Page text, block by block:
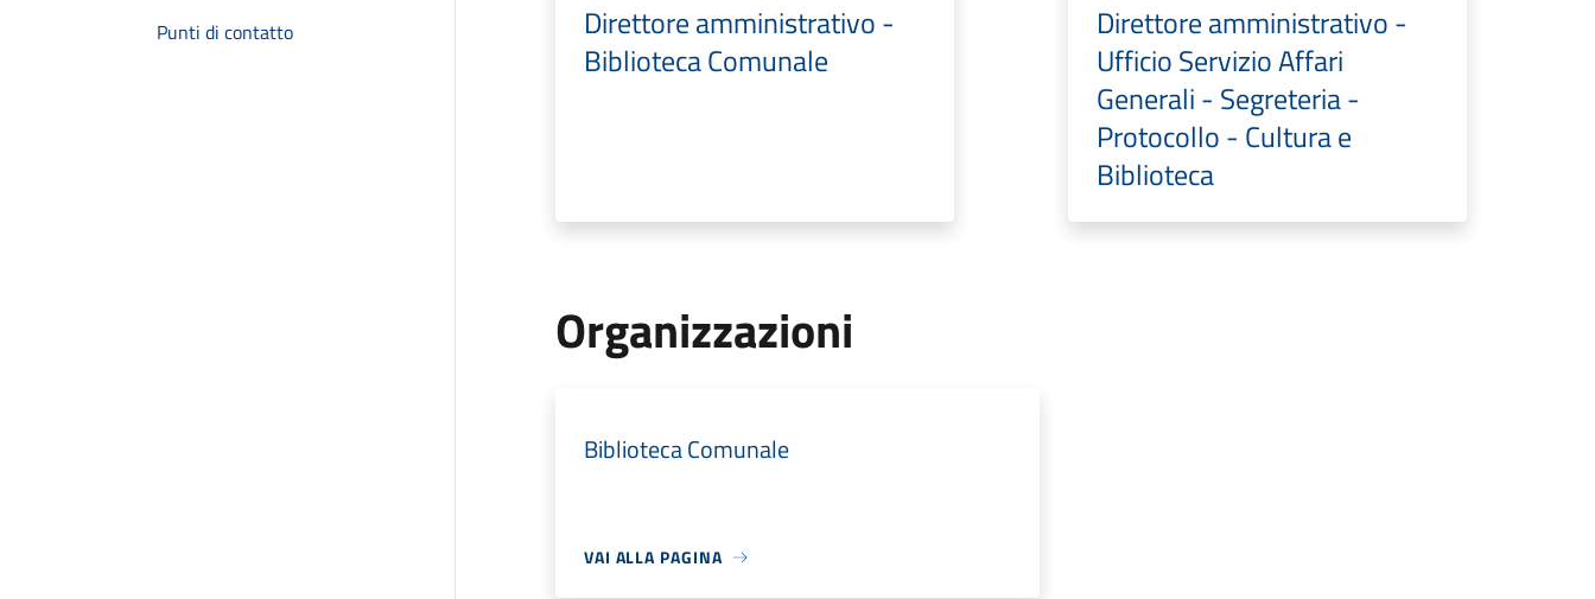
Punti di contatto
Direttore amministrativo -
Biblioteca Comunale
Direttore amministrativo -
Ufficio Servizio Affari
Generali - Segreteria -
Protocollo - Cultura e
Biblioteca
Organizzazioni
Biblioteca Comunale
VAI ALLA PAGINA